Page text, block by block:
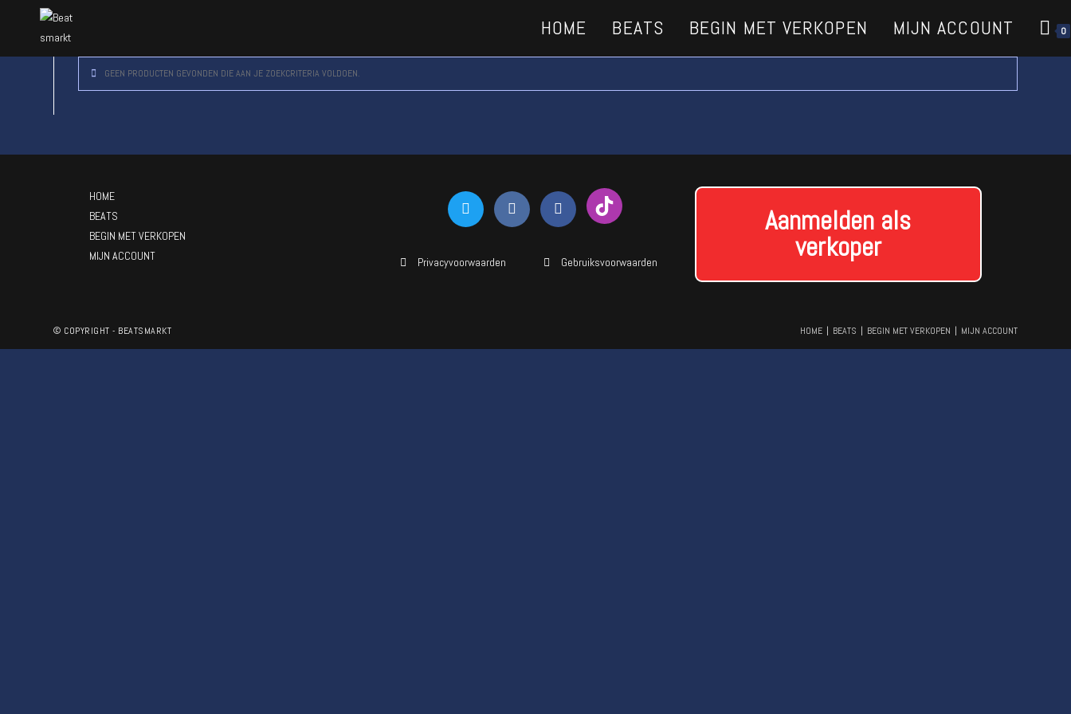
HOME BEATS BEGIN MET VERKOPEN MIJN ACCOUNT 0
GEEN PRODUCTEN GEVONDEN DIE AAN JE ZOEKCRITERIA VOLDOEN.
HOME
BEATS
BEGIN MET VERKOPEN
MIJN ACCOUNT
Privacyvoorwaarden Gebruiksvoorwaarden
Aanmelden als
verkoper
HOME BEATS BEGIN MET VERKOPEN MIJN ACCOUNT
© COPYRIGHT - BEATSMARKT